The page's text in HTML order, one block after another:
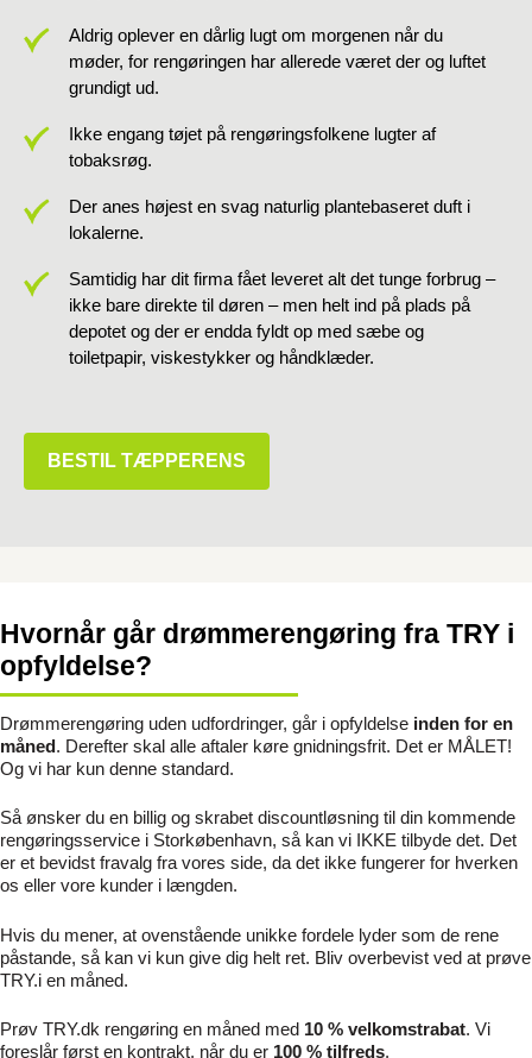
Aldrig oplever en dårlig lugt om morgenen når du
møder, for rengøringen har allerede været der og luftet
grundigt ud.
Ikke engang tøjet på rengøringsfolkene lugter af
tobaksrøg.
Der anes højest en svag naturlig plantebaseret duft i
lokalerne.
Samtidig har dit firma fået leveret alt det tunge forbrug –
ikke bare direkte til døren – men helt ind på plads på
depotet og der er endda fyldt op med sæbe og
toiletpapir, viskestykker og håndklæder.
BESTIL TÆPPERENS
Hvornår går drømmerengøring fra TRY i
opfyldelse?
Drømmerengøring uden udfordringer, går i opfyldelse inden for en
måned. Derefter skal alle aftaler køre gnidningsfrit. Det er MÅLET!
Og vi har kun denne standard.
Så ønsker du en billig og skrabet discountløsning til din kommende
rengøringsservice i Storkøbenhavn, så kan vi IKKE tilbyde det. Det
er et bevidst fravalg fra vores side, da det ikke fungerer for hverken
os eller vore kunder i længden.
Hvis du mener, at ovenstående unikke fordele lyder som de rene
påstande, så kan vi kun give dig helt ret. Bliv overbevist ved at prøve
TRY.i en måned.
Prøv TRY.dk rengøring en måned med 10 % velkomstrabat. Vi
foreslår først en kontrakt, når du er 100 % tilfreds.